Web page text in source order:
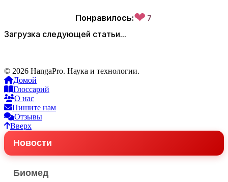
Понравилось:❤ 7
Загрузка следующей статьи...
© 2026 HangaPro. Наука и технологии.
Домой
Глоссарий
О нас
Пишите нам
Отзывы
Вверх
Новости
Биомед